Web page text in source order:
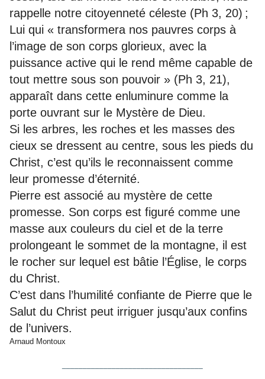
rappelle notre citoyenneté céleste (Ph 3, 20) ;
Lui qui « transformera nos pauvres corps à
l’image de son corps glorieux, avec la
puissance active qui le rend même capable de
tout mettre sous son pouvoir » (Ph 3, 21),
apparaît dans cette enluminure comme la
porte ouvrant sur le Mystère de Dieu.
Si les arbres, les roches et les masses des
cieux se dressent au centre, sous les pieds du
Christ, c’est qu’ils le reconnaissent comme
leur promesse d’éternité.
Pierre est associé au mystère de cette
promesse. Son corps est figuré comme une
masse aux couleurs du ciel et de la terre
prolongeant le sommet de la montagne, il est
le rocher sur lequel est bâtie l’Église, le corps
du Christ.
C’est dans l’humilité confiante de Pierre que le
Salut du Christ peut irriguer jusqu’aux confins
de l’univers.
Arnaud Montoux